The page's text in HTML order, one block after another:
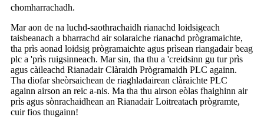
chomharrachadh.
Mar aon de na luchd-saothrachaidh rianachd loidsigeach
taisbeanach a bharrachd air solaraiche rianachd prògramaichte,
tha prìs aonad loidsig prògramaichte agus prìsean riangadair beag
plc a 'prìs ruigsinneach. Mar sin, tha thu a 'creidsinn gu tur prìs
agus càileachd Rianadair Clàraidh Prògramaidh PLC againn.
Tha diofar sheòrsaichean de riaghladairean clàraichte PLC
againn airson an reic a-nis. Ma tha thu airson eòlas fhaighinn air
prìs agus sònrachaidhean an Rianadair Loitreatach prògramte,
cuir fios thugainn!